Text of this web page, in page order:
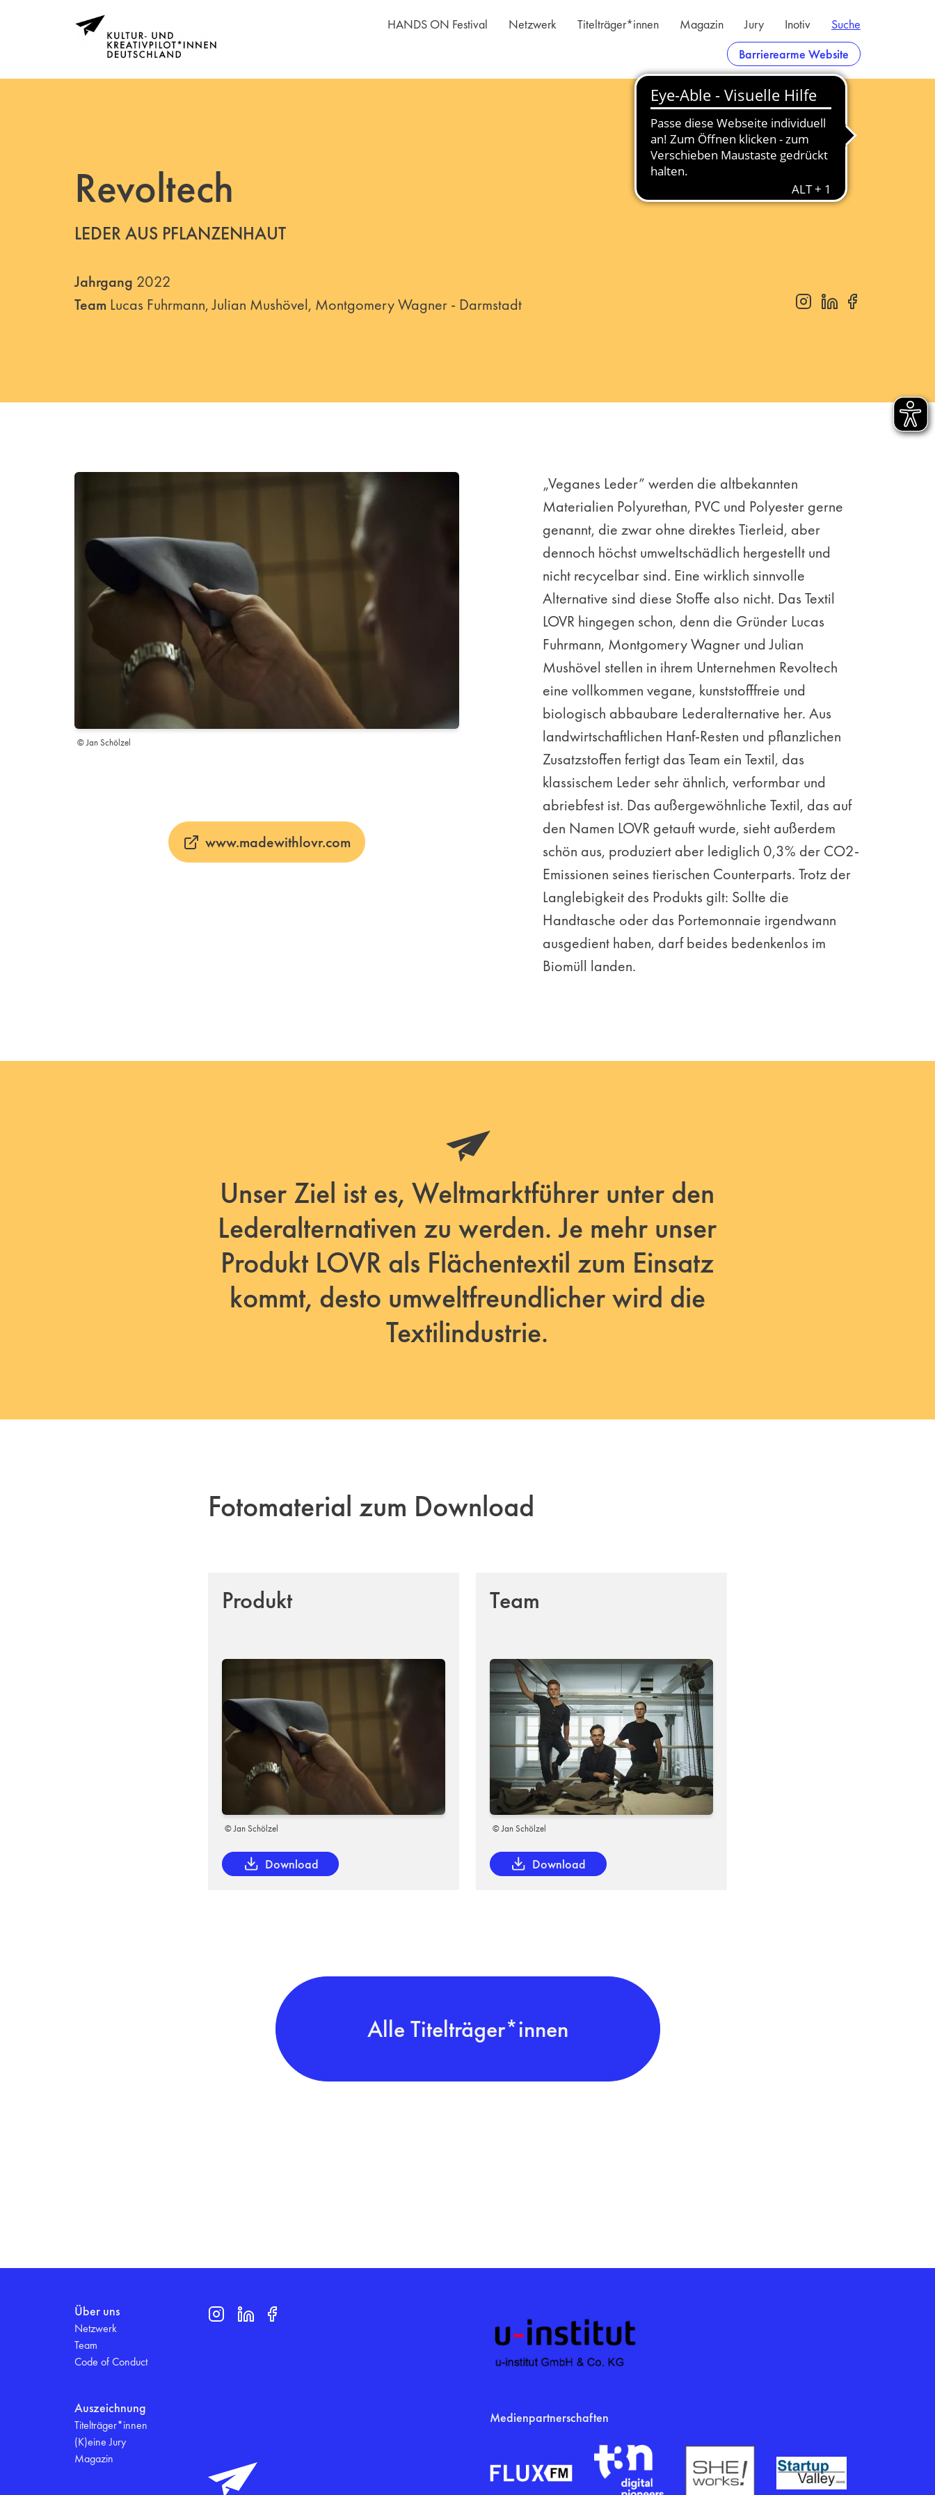
HANDS ON Festival Netzwerk Titelträger*innen Magazin Jury Inotiv
Suche
Barrierearme Website
Revoltech
LEDER AUS PFLANZENHAUT
Jahrgang 2022
Team Lucas Fuhrmann, Julian Mushövel, Montgomery Wagner - Darmstadt
© Jan Schölzel
www.madewithlovr.com
„Veganes Leder” werden die altbekannten
Materialien Polyurethan, PVC und Polyester gerne
genannt, die zwar ohne direktes Tierleid, aber
dennoch höchst umweltschädlich hergestellt und
nicht recycelbar sind. Eine wirklich sinnvolle
Alternative sind diese Stoffe also nicht. Das Textil
LOVR hingegen schon, denn die Gründer Lucas
Fuhrmann, Montgomery Wagner und Julian
Mushövel stellen in ihrem Unternehmen Revoltech
eine vollkommen vegane, kunststofffreie und
biologisch abbaubare Lederalternative her. Aus
landwirtschaftlichen Hanf-Resten und pflanzlichen
Zusatzstoffen fertigt das Team ein Textil, das
klassischem Leder sehr ähnlich, verformbar und
abriebfest ist. Das außergewöhnliche Textil, das auf
den Namen LOVR getauft wurde, sieht außerdem
schön aus, produziert aber lediglich 0,3% der CO2-
Emissionen seines tierischen Counterparts. Trotz der
Langlebigkeit des Produkts gilt: Sollte die
Handtasche oder das Portemonnaie irgendwann
ausgedient haben, darf beides bedenkenlos im
Biomüll landen.
Unser Ziel ist es, Weltmarktführer unter den
Lederalternativen zu werden. Je mehr unser
Produkt LOVR als Flächentextil zum Einsatz
kommt, desto umweltfreundlicher wird die
Textilindustrie.
Fotomaterial zum Download
Produkt
© Jan Schölzel
Download
Team
© Jan Schölzel
Download
Alle Titelträger*innen
Über uns
Netzwerk
Team
Code of Conduct
Auszeichnung
Titelträger*innen
(K)eine Jury
Magazin
Medienpartnerschaften